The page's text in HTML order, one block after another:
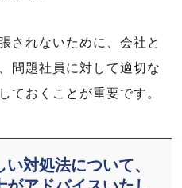
されないために、会社と
問題社員に対して適切な
ておくことが重要です。
対処法について、